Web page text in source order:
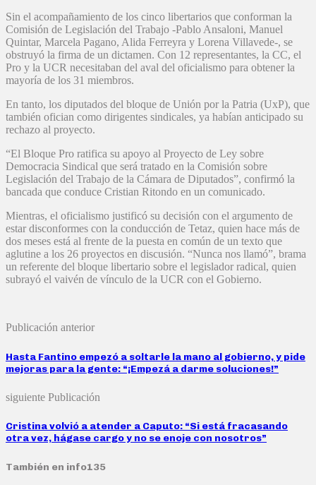
Sin el acompañamiento de los cinco libertarios que conforman la
Comisión de Legislación del Trabajo -Pablo Ansaloni, Manuel
Quintar, Marcela Pagano, Alida Ferreyra y Lorena Villavede-, se
obstruyó la firma de un dictamen. Con 12 representantes, la CC, el
Pro y la UCR necesitaban del aval del oficialismo para obtener la
mayoría de los 31 miembros.
En tanto, los diputados del bloque de Unión por la Patria (UxP), que
también ofician como dirigentes sindicales, ya habían anticipado su
rechazo al proyecto.
“El Bloque Pro ratifica su apoyo al Proyecto de Ley sobre
Democracia Sindical que será tratado en la Comisión sobre
Legislación del Trabajo de la Cámara de Diputados”, confirmó la
bancada que conduce Cristian Ritondo en un comunicado.
Mientras, el oficialismo justificó su decisión con el argumento de
estar disconformes con la conducción de Tetaz, quien hace más de
dos meses está al frente de la puesta en común de un texto que
aglutine a los 26 proyectos en discusión. “Nunca nos llamó”, brama
un referente del bloque libertario sobre el legislador radical, quien
subrayó el vaivén de vínculo de la UCR con el Gobierno.
Publicación anterior
Hasta Fantino empezó a soltarle la mano al gobierno, y pide
mejoras para la gente: “¡Empezá a darme soluciones!”
siguiente Publicación
Cristina volvió a atender a Caputo: “Si está fracasando
otra vez, hágase cargo y no se enoje con nosotros”
También en info135